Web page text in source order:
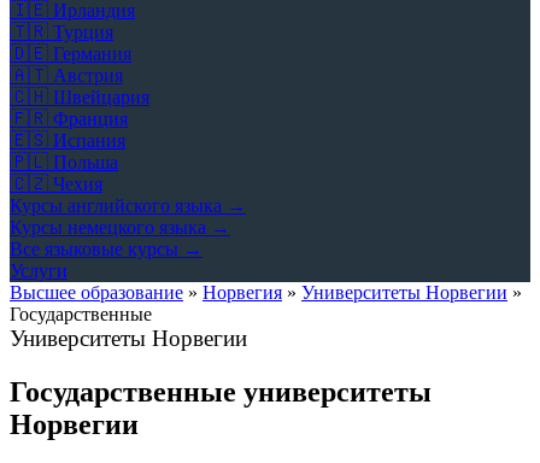
🇮🇪 Ирландия
🇹🇷 Турция
🇩🇪 Германия
🇦🇹 Австрия
🇨🇭 Швейцария
🇫🇷 Франция
🇪🇸 Испания
🇵🇱 Польша
🇨🇿 Чехия
Курсы английского языка →
Курсы немецкого языка →
Все языковые курсы →
Услуги
Высшее образование » Норвегия » Университеты Норвегии »
Государственные
Университеты Норвегии
Государственные университеты
Норвегии